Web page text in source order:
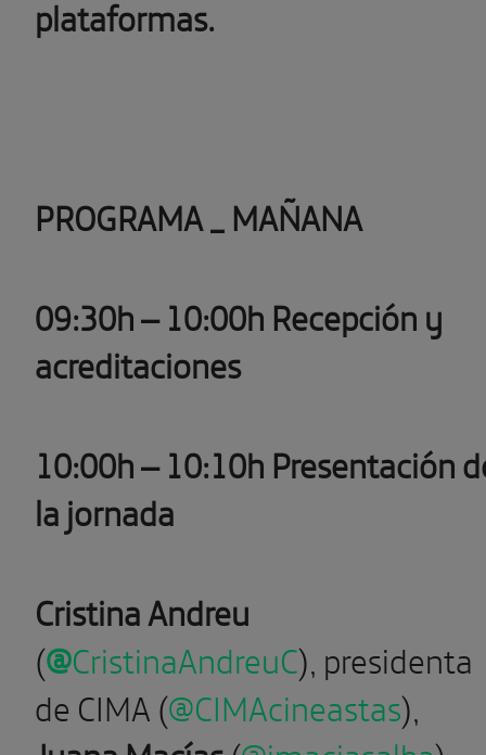
plataformas.
PROGRAMA _MAÑANA
09:30h – 10:00h Recepción y
acreditaciones
10:00h – 10:10h Presentación
la jornada
Cristina Andreu
(@CristinaAndreuC), presidenta
de CIMA (@CIMAcineastas),